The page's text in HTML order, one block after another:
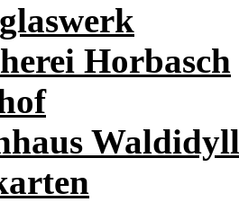
Horbasch
Waldidyll